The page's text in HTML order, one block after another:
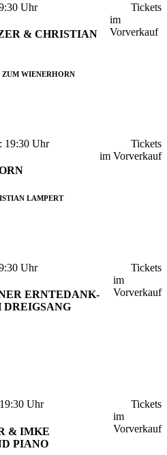
Uhr Tickets
& CHRISTIAN
WIENERHORN
im
Vorverkauf
19:30 Uhr Tickets
LAMPERT
im Vorverkauf
Uhr Tickets
ERNTEDANK-
im
Vorverkauf
Uhr Tickets
& IMKE
PIANO
im
Vorverkauf